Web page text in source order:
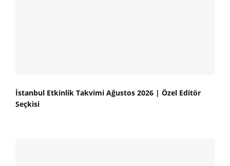
İstanbul Etkinlik Takvimi Ağustos 2026 | Özel Editör
Seçkisi